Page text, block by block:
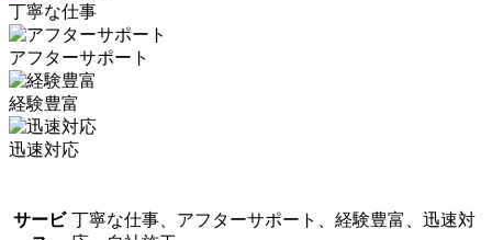
丁寧な仕事
アフターサポート
経験豊富
迅速対応
サービ 丁寧な仕事、アフターサポート、経験豊富、迅速対